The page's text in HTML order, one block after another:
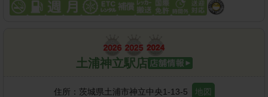
土浦神立駅店
住所： 茨城県土浦市神立中央1-13-5 地図